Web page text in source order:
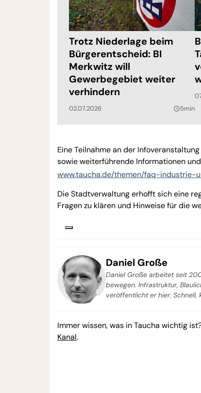
Trotz Niederlage beim
Bürgerentscheid: BI
Merkwitz will
Gewerbegebiet weiter
verhindern
02.07.2026 query_builder5min
Eine Teilnahme an der
sowie weiterführende Informationen
www.taucha.de/themen/faq-industrie-
Die Stadtverwaltung erhofft sich eine
Fragen zu klären und Hinweise für die
Daniel Große
Daniel Große arbeitet seit
bewegen. Infrastruktur,
veröffentlicht er hier.
Immer wissen, was in Taucha wichtig
Kanal.